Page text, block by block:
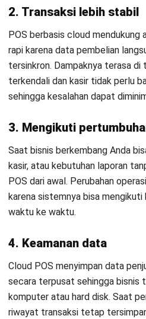
2. Transaksi lebih stabil
POS berbasis cloud mendukung
rapi karena data pembelian
tersinkron. Dampaknya terasa di
terkendali dan kasir tidak perlu
sehingga kesalahan dapat
3. Mengikuti
Saat bisnis berkembang Anda
kasir, atau kebutuhan laporan
POS dari awal. Perubahan
karena sistemnya bisa mengikuti
waktu ke waktu.
4. Keamanan data
Cloud POS menyimpan data
secara terpusat sehingga bisnis
komputer atau hard disk. Saat
riwayat transaksi tetap